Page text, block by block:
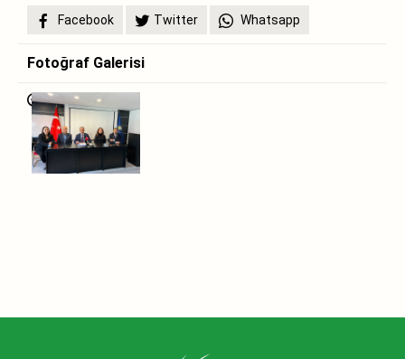
Facebook
Twitter Whatsapp
Fotoğraf Galerisi